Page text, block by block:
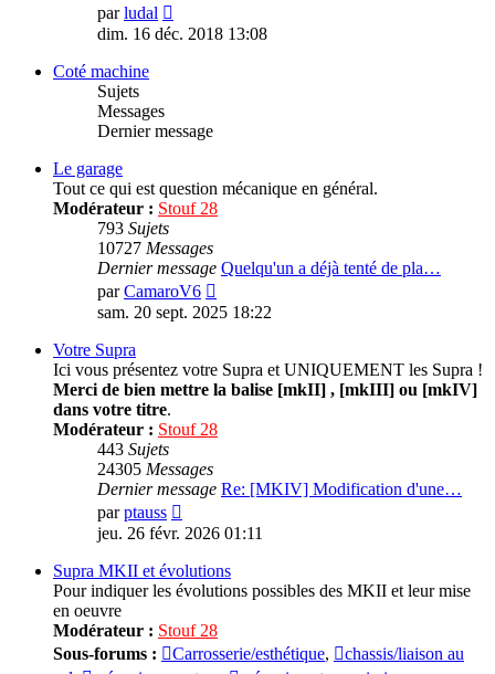
parludal
le
dim. 16 déc. 2018 13:08
Coté machine
Sujets
Messages
Dernier message
Le garage
Tout ce qui est question mécanique en général.
Modérateur : Stouf 28
793 Sujets
10727 Messages
Dernier message Quelqu'un a déjà tenté de pla…
parCamaroV6
le
sam. 20 sept. 2025 18:22
Votre Supra
Ici vous présentez votre Supra et UNIQUEMENT les Supra !
Merci de bien mettre la balise [mkII] , [mkIII] ou [mkIV]
dans votre titre.
Modérateur : Stouf 28
443 Sujets
24305 Messages
Dernier message Re: [MKIV] Modification d'une…
parptauss
le
message
jeu. 26 févr. 2026 01:11
Supra MKII et évolutions
Pour indiquer les évolutions possibles des MKII et leur mise
en oeuvre
Modérateur : Stouf 28
Sous-forums :
Carrosserie/esthétique,
chassis/liaison au